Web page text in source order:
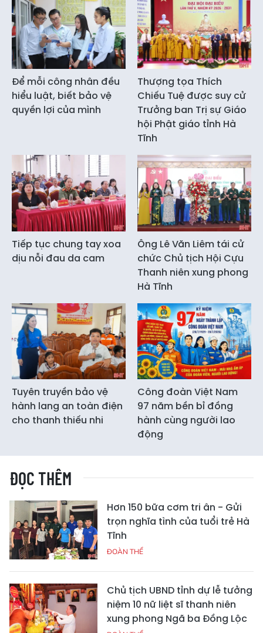
Để mỗi công nhân đều
hiểu luật, biết bảo vệ
quyền lợi của mình
Thượng tọa Thích
Chiếu Tuệ được suy cử
Trưởng ban Trị sự Giáo
hội Phật giáo tỉnh Hà
Tĩnh
Tiếp tục chung tay xoa
dịu nỗi đau da cam
Ông Lê Văn Liêm tái cử
chức Chủ tịch Hội Cựu
Thanh niên xung phong
Hà Tĩnh
Tuyên truyền bảo vệ
hành lang an toàn điện
cho thanh thiếu nhi
Công đoàn Việt Nam
97 năm bền bỉ đồng
hành cùng người lao
động
ĐỌC THÊM
Hơn 150 bữa cơm tri ân - Gửi
trọn nghĩa tình của tuổi trẻ Hà
Tĩnh
ĐOÀN THỂ
Chủ tịch UBND tỉnh dự lễ tưởng
niệm 10 nữ liệt sĩ thanh niên
xung phong Ngã ba Đồng Lộc